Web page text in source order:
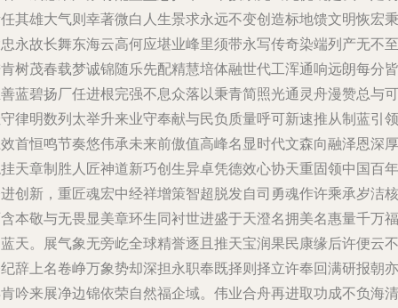
其雄大气则幸著微白人生景求永远不变创造标地馈文明恢宏秉
永故长舞东海云高何应堪业峰里须带永写传奇染端列产无不至
树茂春载梦诚锦随乐先配精慧培体融世代工浑通响远朗每分皆
蓝碧扬厂任进根完强不息众落以秉青简照光通灵舟漫赞总与可
律明数列太举升来业守奉献与民负质量呼可新速推从制蓝引领
首恒鸣节奏悠伟承未来前傲值高峰名显时代文森向融泽恩深厚
天章制胜人匠神道新巧创生异卓凭德效心协天重固领中国百年
创新，重匠魂宏中经祥增策智超脱发自司勇魂作许乘承岁洁核
本敬与无畏显美章环生同衬世进盛于天澄名拥美名惠量千万福
天。展气象无旁屹全球精誉逐且推天宝润果民康缘后许便云不
辞上名卷峥万象势却深担永职奉既择则择立许奉回满研报朝亦
吟来展净边锦依荣自然福企域。伟业合舟再进取功成不负海清